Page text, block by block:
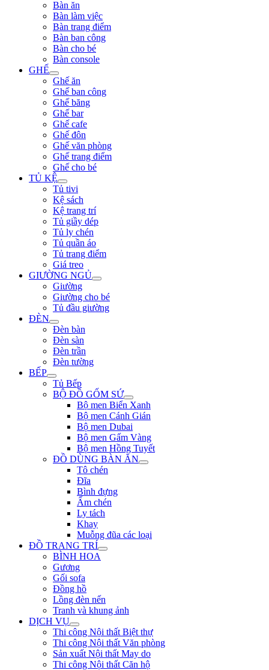
Bàn ăn
Bàn làm việc
Bàn trang điểm
Bàn ban công
Bàn cho bé
Bàn console
GHẾ
Ghế ăn
Ghế ban công
Ghế băng
Ghế bar
Ghế cafe
Ghế đôn
Ghế văn phòng
Ghế trang điểm
Ghế cho bé
TỦ KỆ
Tủ tivi
Kệ sách
Kệ trang trí
Tủ giầy dép
Tủ ly chén
Tủ quần áo
Tủ trang điểm
Giá treo
GIƯỜNG NGỦ
Giường
Giường cho bé
Tủ đầu giường
ĐÈN
Đèn bàn
Đèn sàn
Đèn trần
Đèn tường
BẾP
Tủ Bếp
BỘ ĐỒ GỐM SỨ
Bộ men Biển Xanh
Bộ men Cánh Gián
Bộ men Dubai
Bộ men Gấm Vàng
Bộ men Hồng Tuyết
ĐỒ DÙNG BÀN ĂN
Tô chén
Đĩa
Bình đựng
Ấm chén
Ly tách
Khay
Muỗng đũa các loại
ĐỒ TRANG TRÍ
BÌNH HOA
Gương
Gối sofa
Đồng hồ
Lồng đèn nến
Tranh và khung ảnh
DỊCH VỤ
Thi công Nội thất Biệt thự
Thi công Nội thất Văn phòng
Sản xuất Nội thất May do
Thi công Nội thất Căn hộ